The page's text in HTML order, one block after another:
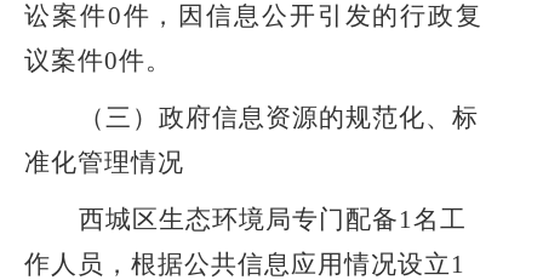
讼案件0件，因信息公开引发的行政复
议案件0件。
（三）政府信息资源的规范化、标
准化管理情况
西城区生态环境局专门配备1名工
作人员，根据公共信息应用情况设立1